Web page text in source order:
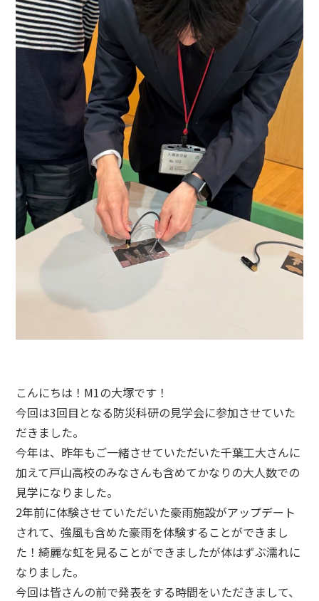
こんにちは！M1の大塚です！
今回は3回目となる防災科研の見学会に参加させていた
だきました。
今年は、昨年もご一緒させていただいた千葉工大さんに
加えて戸山高校のみなさんも含めてかなりの大人数での
見学になりました。
2年前に体験させていただいた豪雨施設がアップデート
されて、強風も含めた豪雨を体験することができまし
た！綺麗な虹を見ることができましたが体はずぶ濡れに
なりました。
今回は皆さんの前で発表をする時間をいただきまして、